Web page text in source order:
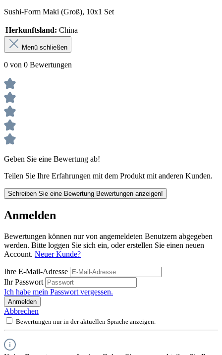
Sushi-Form Maki (Groß), 10x1 Set
Herkunftsland: China
Menü schließen
0 von 0 Bewertungen
Geben Sie eine Bewertung ab!
Teilen Sie Ihre Erfahrungen mit dem Produkt mit anderen Kunden.
Schreiben Sie eine Bewertung Bewertungen anzeigen!
Anmelden
Bewertungen können nur von angemeldeten Benutzern abgegeben
werden. Bitte loggen Sie sich ein, oder erstellen Sie einen neuen
Account. Neuer Kunde?
Ihre E-Mail-Adresse
Ihr Passwort
Ich habe mein Passwort vergessen.
Anmelden
Abbrechen
Bewertungen nur in der aktuellen Sprache anzeigen.